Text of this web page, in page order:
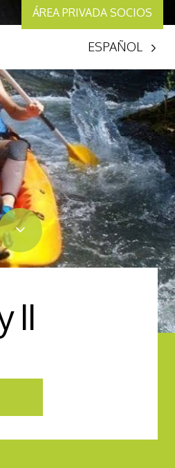
ÁREA PRIVADA SOCIOS
ESPAÑOL
II